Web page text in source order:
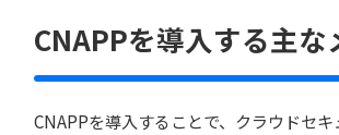
CNAPPを導入する主な
CNAPPを導入することで、クラウドセ